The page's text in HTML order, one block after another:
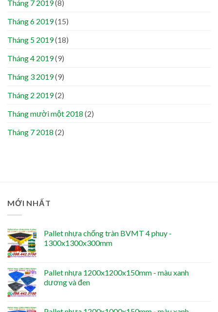
Tháng 7 2019(8)
Tháng 6 2019(15)
Tháng 5 2019(18)
Tháng 4 2019(9)
Tháng 3 2019(9)
Tháng 2 2019(2)
Tháng mười một 2018 (2)
Tháng 7 2018 (2)
MỚI NHẤT
Pallet nhựa chống tràn BVMT 4 phuy -
1300x1300x300mm
Pallet nhựa 1200x1200x150mm - màu xanh
dương và đen